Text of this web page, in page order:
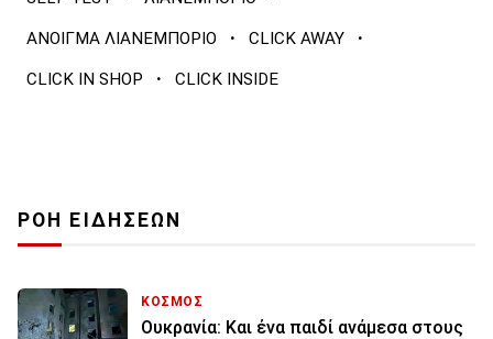
ΑΝΟΙΓΜΑ ΛΙΑΝΕΜΠΟΡΙΟ · CLICK AWAY ·
CLICK IN SHOP · CLICK INSIDE
ΡΟΗ ΕΙΔΗΣΕΩΝ
ΚΟΣΜΟΣ
Ουκρανία: Και ένα παιδί ανάμεσα στους